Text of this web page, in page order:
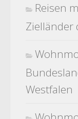
Reisen
Zielländer
Westfalen